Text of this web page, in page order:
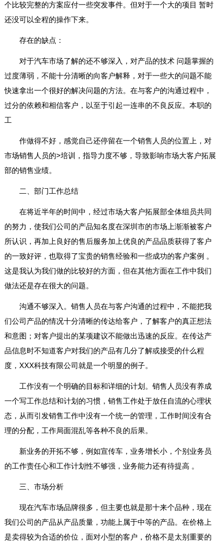
个比较完整的方案应付一些突发事件。但对于一个大的项目 暂时
还没可以全程的操作下来。
存在的缺点：
对于汽车市场了解的还不够深入，对产品的技术 问题掌握的
过度薄弱，不能十分清晰的向客户解释，对于一些大的问题不能
快速拿出一个很好的解决问题的方法。在与客户的沟通过程中，
过分的依赖和相信客户，以至于引起一连串的不良反应。本职的
工
作做得不好，感觉自己还停留在一个销售人员的位置上，对
市场销售人员的>培训，指导力度不够，导致影响市场大客户拓展
部的销售业绩。
二、部门工作总结
在将近半年的时间中，经过市场大客户拓展部全体组员共同
的努力，使我们公司的产品知名度在深圳市的市场上渐渐被客户
所认识，再加上良好的售后服务加上优良的产品品质获得了客户
的一致好评，也取得了宝贵的销售经验和一些成功的客户案例 。
这是我认为我们做的比较好的方面，但在其他方面在工作中我们
做法还是存在很大的问题。
沟通不够深入。销售人员在与客户沟通的过程中，不能把我
们公司产品的情况十分清晰的传达给客户，了解客户的真正想法
和意图；对客户提出的某项建议不能做出迅速的反应。在传达产
品信息时不知道客户对我们的产品有几分了解或接受的什么程
度，XXX科技有限公司就是一个明显的例子。
工作没有一个明确的目标和详细的计划。销售人员没有养成
一个写工作总结和计划的习惯，销售工作处于放任自流的心理状
态，从而引发销售工作中没有一个统一的管理，工作时间没有合
理的分配，工作局面混乱等各种不良的后果。
新业务的开拓不够，例如宣传车，业务增长小，个别业务员
的工作责任心和工作计划性不够强，业务能力还有待提高 。
三、市场分析
现在汽车市场品牌很多，但主要也就是那十来个品种，现在
我们公司的产品从产品质量，功能上属于中等的产品。在价格上
是卖得较为合适的价位，面对小型的客户，价格不是太别重要的